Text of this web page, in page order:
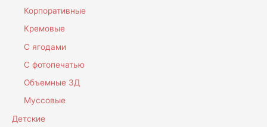
Корпоративные
Кремовые
С ягодами
С фотопечатью
Объемные 3Д
Муссовые
Детские